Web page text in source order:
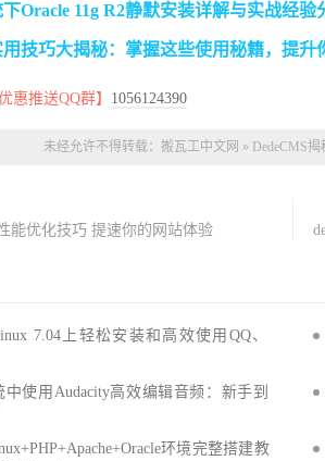
Oracle 11g R2静默安装详解与实战经验
技巧大揭秘：掌握这些使用秘籍，提升
惠推送QQ群】 1056124390
未经允许不得转载： 搬瓦工中文网 » DedeCMS
能优化技巧 提速你的网站体验
7.04上轻松安装和高效使用QQ、
使用Audacity高效编辑音频：新手到
环境完整搭建教